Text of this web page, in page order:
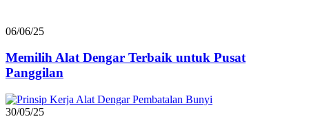
06/06/25
Memilih Alat Dengar Terbaik untuk Pusat
Panggilan
30/05/25